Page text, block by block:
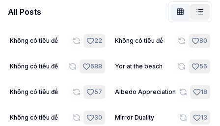
All Posts
21
Không có tiêu đề 22 20
Không có tiêu đề 80
22
Không có tiêu đề 688 10
Yor at the beach 56
7
Không có tiêu đề 57 12
Albedo Appreciation 18
24
Không có tiêu đề 30 7
Mirror Duality 13
Chưa đăng nhập
Ngôn ngữ Tiếng Việt